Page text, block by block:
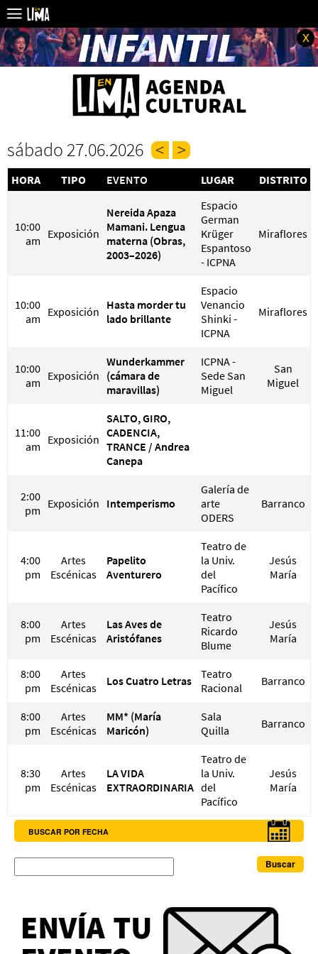
x
sábado 27.06.2026
HORA TIPO EVENTO LUGAR DISTRITO
10:00
am Exposición
Nereida Apaza
Mamani. Lengua
materna (Obras,
2003–2026)
Espacio
German
Krüger
Espantoso
- ICPNA
Miraflores
10:00
am Exposición Hasta morder tu
lado brillante
Espacio
Venancio
Shinki -
ICPNA
Miraflores
10:00
am Exposición
Wunderkammer
(cámara de
maravillas)
ICPNA -
Sede San
Miguel
San
Miguel
11:00
am Exposición
SALTO, GIRO,
CADENCIA,
TRANCE / Andrea
Canepa
2:00
pm Exposición Intemperismo
Galería de
arte
ODERS
Barranco
4:00
pm
Artes
Escénicas
Papelito
Aventurero
Teatro de
la Univ.
del
Pacífico
Jesús
María
8:00
pm
Artes
Escénicas
Las Aves de
Aristófanes
Teatro
Ricardo
Blume
Jesús
María
8:00
pm
Artes
Escénicas
Los Cuatro Letras
Teatro
Racional
Barranco
8:00
pm
Artes
Escénicas
MM* (María
Maricón)
Sala
Quilla
Barranco
8:30
pm
Artes
Escénicas
LA VIDA
EXTRAORDINARIA
Teatro de
la Univ.
del
Pacífico
Jesús
María
BUSCAR POR FECHA